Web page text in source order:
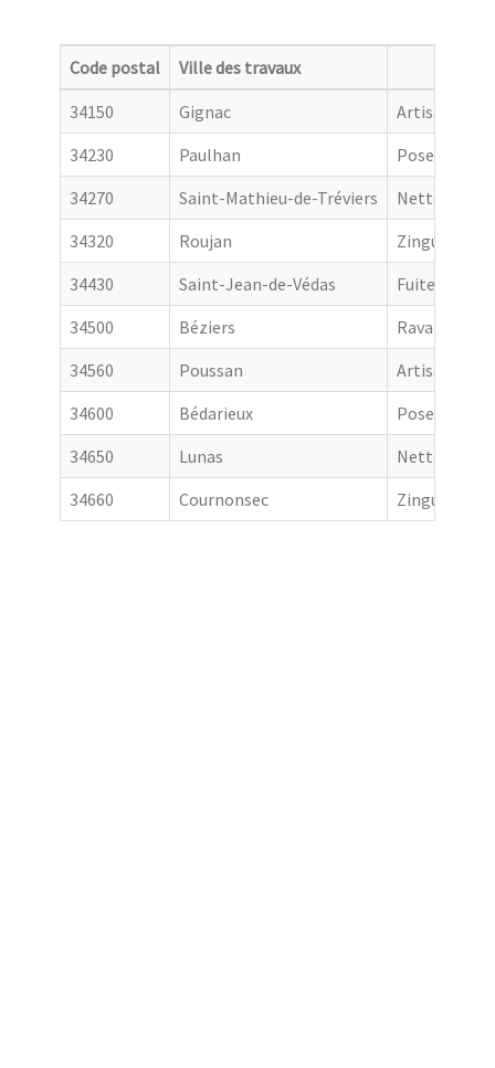
Code postal Ville des travaux
34150
Gignac
Artisan
34230
Paulhan
Pose de
34270
Saint-Mathieu-de-Tréviers
Nettoyage
34320
Roujan
Zingueur
34430
Saint-Jean-de-Védas
Fuite toiture
34500
Béziers
Ravalement
34560
Poussan
Artisan
34600
Bédarieux
Pose de
34650
Lunas
Nettoyage
34660
Cournonsec Zingueur